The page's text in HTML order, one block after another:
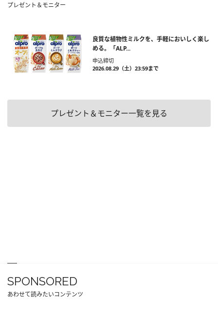
プレゼント＆モニター
良質な植物性ミルクを、手軽においしく楽し
める。「ALP...
申込締切
2026.08.29（土）23:59まで
プレゼント＆モニター一覧を見る
SPONSORED
あわせて読みたいコンテンツ